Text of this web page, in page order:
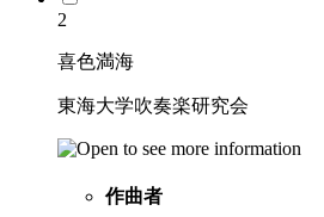
2
喜色満海
東海大学吹奏楽研究会
作曲者